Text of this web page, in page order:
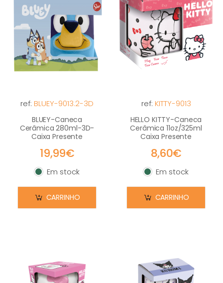
ref: BLUEY-9013.2-3D
BLUEY-Caneca
Cerâmica 280ml-3D-
Caixa Presente
19,99€
Em stock
Em stock
CARRINHO
ref: KITTY-9013
HELLO KITTY-Caneca
Cerâmica 11oz/325ml
Caixa Presente
8,60€
Em stock
Em stock
CARRINHO